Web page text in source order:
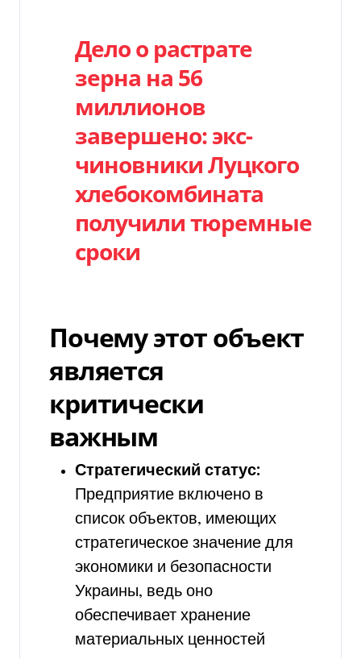
Дело о растрате
зерна на 56
миллионов
завершено: экс-
чиновники Луцкого
хлебокомбината
получили тюремные
сроки
Почему этот объект
является
критически
важным
Стратегический статус:
Предприятие включено в
список объектов, имеющих
стратегическое значение для
экономики и безопасности
Украины, ведь оно
обеспечивает хранение
материальных ценностей